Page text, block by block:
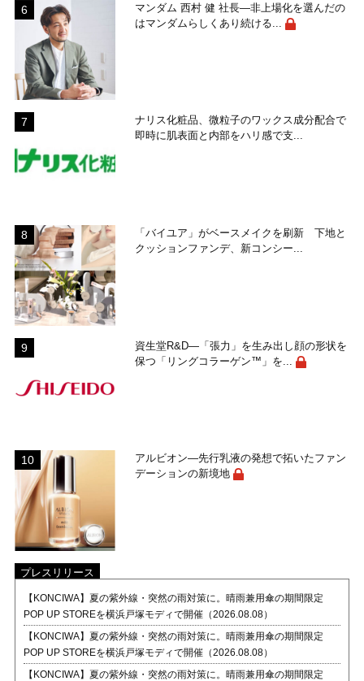
マンダム 西村 健 社長―非上場化を選んだの
はマンダムらしくあり続ける...
ナリス化粧品、微粒子のワックス成分配合で
即時に肌表面と内部をハリ感で支...
「バイユア」がベースメイクを刷新 下地と
クッションファンデ、新コンシー...
資生堂R&D―「張力」を生み出し顔の形状を
保つ「リングコラーゲン™」を...
アルビオン―先行乳液の発想で拓いたファン
デーションの新境地
プレスリリース
【KONCIWA】夏の紫外線・突然の雨対策に。晴雨兼用傘の期間限定
POP UP STOREを横浜戸塚モディで開催（2026.08.08）
【KONCIWA】夏の紫外線・突然の雨対策に。晴雨兼用傘の期間限定
POP UP STOREを横浜戸塚モディで開催（2026.08.08）
【KONCIWA】夏の紫外線・突然の雨対策に。晴雨兼用傘の期間限定